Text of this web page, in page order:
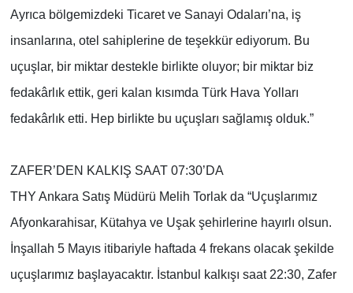
Ayrıca bölgemizdeki Ticaret ve Sanayi Odaları’na, iş
insanlarına, otel sahiplerine de teşekkür ediyorum. Bu
uçuşlar, bir miktar destekle birlikte oluyor; bir miktar biz
fedakârlık ettik, geri kalan kısımda Türk Hava Yolları
fedakârlık etti. Hep birlikte bu uçuşları sağlamış olduk.”
ZAFER’DEN KALKIŞ SAAT 07:30’DA
THY Ankara Satış Müdürü Melih Torlak da “Uçuşlarımız
Afyonkarahisar, Kütahya ve Uşak şehirlerine hayırlı olsun.
İnşallah 5 Mayıs itibariyle haftada 4 frekans olacak şekilde
uçuşlarımız başlayacaktır. İstanbul kalkışı saat 22:30, Zafer